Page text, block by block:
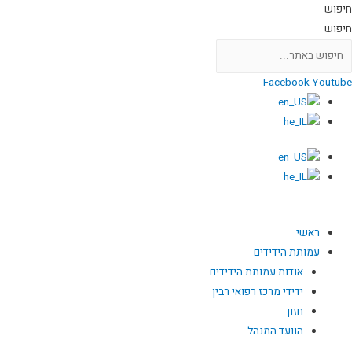
חיפוש
חיפוש
FacebookYoutube
ראשי
עמותת הידידים
אודות עמותת הידידים
ידידי מרכז רפואי רבין
חזון
הוועד המנהל